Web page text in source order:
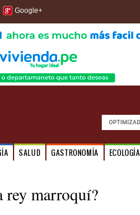
Google+
SALUD GASTRONOMÍA ECOLOGÍA
rey marroquí?